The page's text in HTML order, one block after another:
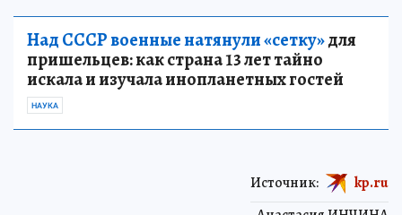
Над СССР военные натянули «сетку»для
пришельцев: как страна 13 лет тайно
искала и изучала инопланетных гостей
НАУКА
Источник: kp.ru